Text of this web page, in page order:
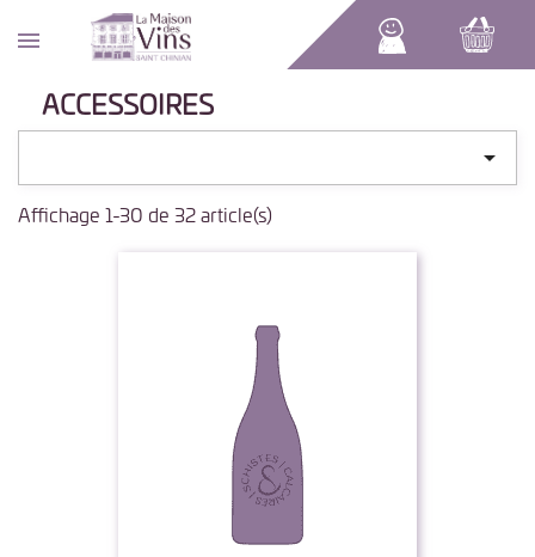
ACCESSOIRES

Affichage 1-30 de 32 article(s)